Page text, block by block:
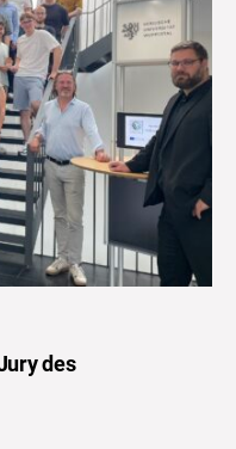
des